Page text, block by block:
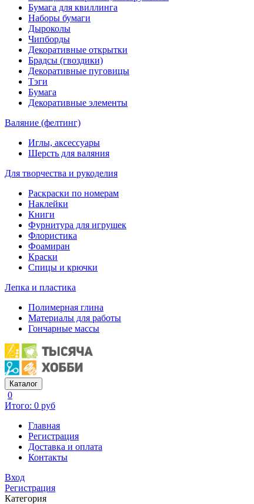
Бумага для квиллинга
Наборы бумаги
Дыроколы
Чипборды
Декоративные открытки
Брадсы (гвоздики)
Декоративные пуговицы
Тэги
Бумага
Декоративные элементы
Валяние (фелтинг)
Иглы, аксессуары
Шерсть для валяния
Для творчества и рукоделия
Раскраски по номерам
Наклейки
Книги
Фурнитура для игрушек
Флористика
Фоамиран
Краски
Спицы и крючки
Лепка и пластика
Полимерная глина
Материалы для работы
Гончарные массы
Каталог
0
Итого: 0 руб
Главная
Регистрация
Доставка и оплата
Контакты
Вход
Регистрация
Категория